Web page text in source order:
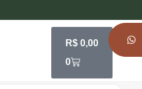
R$0,00
0